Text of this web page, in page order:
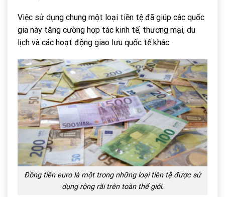
Việc sử dụng chung một loại tiền tệ đã giúp các quốc
gia này tăng cường hợp tác kinh tế, thương mại, du
lịch và các hoạt động giao lưu quốc tế khác.
Đồng tiền euro là một trong những loại tiền tệ được sử
dụng rộng rãi trên toàn thế giới.